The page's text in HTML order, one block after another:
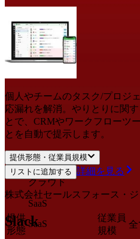
個人やチームのタスク/プロジ
応漏れを解消。やりとりに関
とで、CRMやワークフローツ
とを自動で提示します。
提供形態・従業員規模
提供
形態
クラウド
SaaS
SaaS
従業員
規模
全
リストに追加する 詳細を見る
株式会社セールスフォース・
Slack